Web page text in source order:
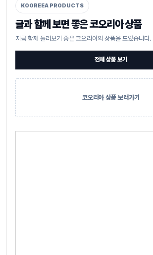
KOOREEA PRODUCTS
글과 함께 보면 좋은 코오리아 상품
지금 함께 둘러보기 좋은 코오리아의 상품을 모았습니다.
전체 상품 보기
코오리아 상품 보러가기